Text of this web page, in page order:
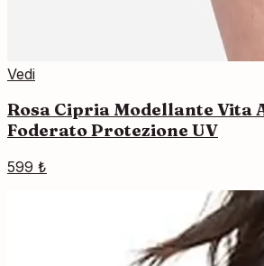
Vedi
Rosa Cipria Modellante Vita
Foderato Protezione UV
599 ₺